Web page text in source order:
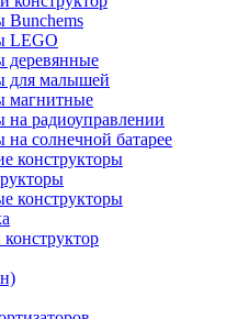
Bunchems
LEGO
деревянные
для малышей
магнитные
на радиоуправлении
на солнечной батарее
конструкторы
конструкторы